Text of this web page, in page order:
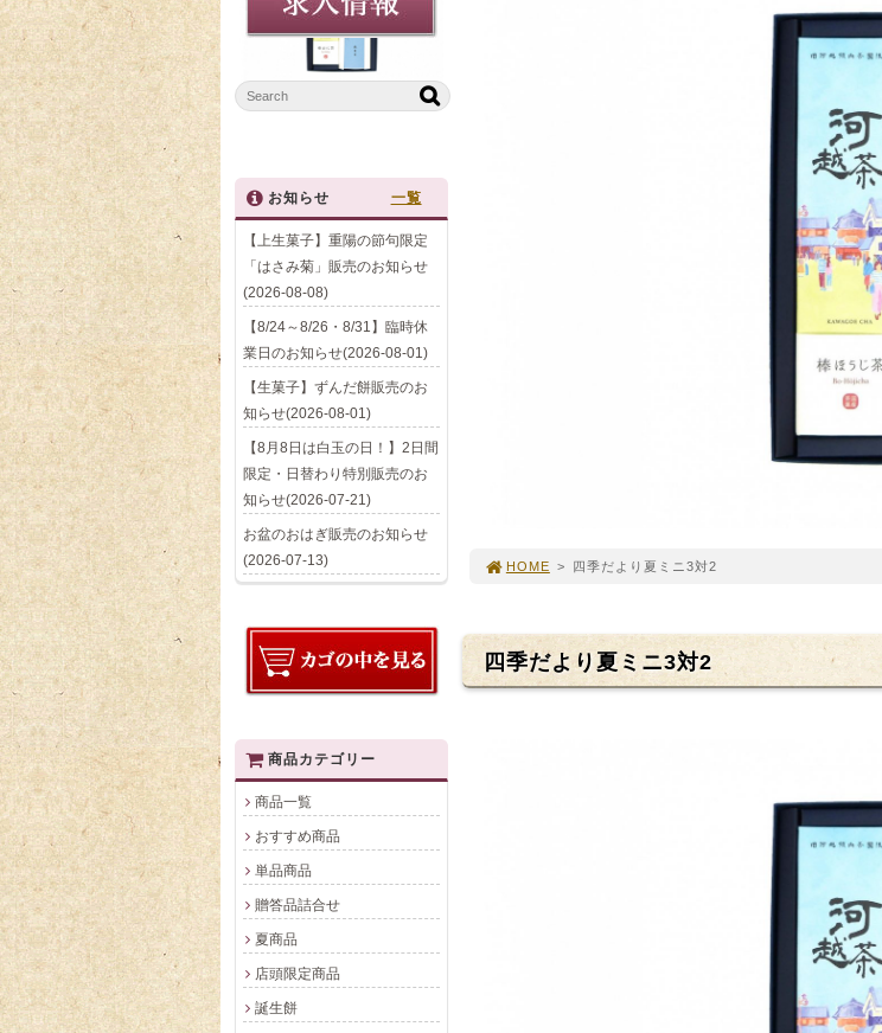
HOME > 四季だより夏ミニ3対2
四季だより夏ミニ3対2
お知らせ 一覧
【上生菓子】重陽の節句限定
「はさみ菊」販売のお知らせ
(2026-08-08)
【8/24～8/26・8/31】臨時休
業日のお知らせ(2026-08-01)
【生菓子】ずんだ餅販売のお
知らせ(2026-08-01)
【8月8日は白玉の日！】2日間
限定・日替わり特別販売のお
知らせ(2026-07-21)
お盆のおはぎ販売のお知らせ
(2026-07-13)
商品カテゴリー
商品一覧
おすすめ商品
単品商品
贈答品詰合せ
夏商品
店頭限定商品
誕生餅